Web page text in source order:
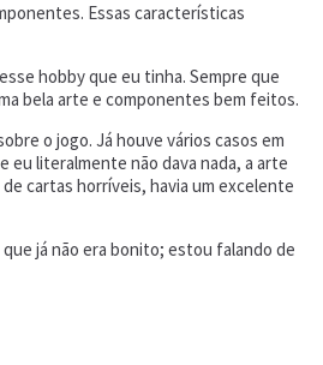
Essas características
hobby que eu tinha. Sempre que
bela arte e componentes bem feitos.
o jogo. Já houve vários casos em
eu literalmente não dava nada, a arte
cartas horríveis, havia um excelente
já não era bonito; estou falando de